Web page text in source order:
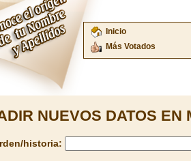
Inicio
Más Votados
NUEVOS DATOS EN
historia: